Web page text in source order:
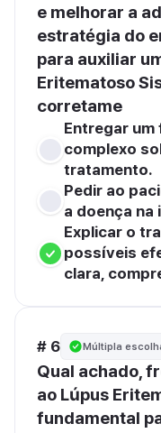
e melhorar a
estratégia do
para auxiliar
Eritematoso
corretame
Entregar
complexo
tratamento.
Pedir ao
a doença na
Explicar o
possíveis
clara,
# 6 Múltipla
Qual achado,
ao Lúpus
fundamental